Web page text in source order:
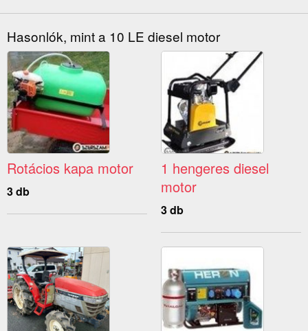
Hasonlók, mint a 10 LE diesel motor
Rotácios kapa motor
3 db
1 hengeres diesel
motor
3 db